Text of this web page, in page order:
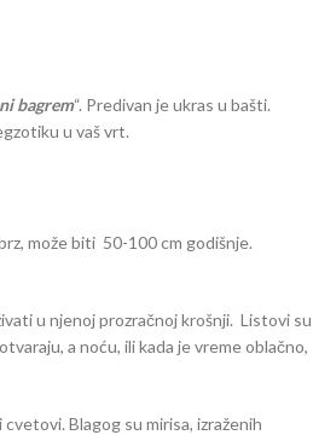
bagrem“. Predivan je ukras u bašti.
u vaš vrt.
može biti 50-100 cm godišnje.
u njenoj prozračnoj krošnji. Listovi su
a noću, ili kada je vreme oblačno,
Blagog su mirisa, izraženih